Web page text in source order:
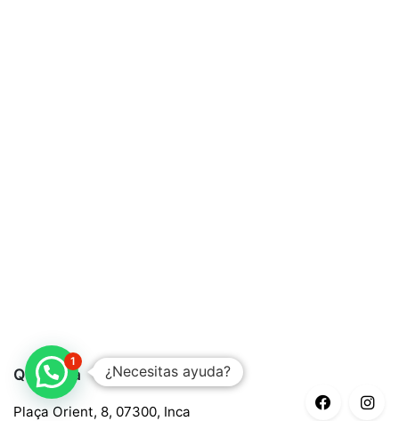
Quaroma
Plaça Orient, 8, 07300, Inca
¿Necesitas ayuda?
1